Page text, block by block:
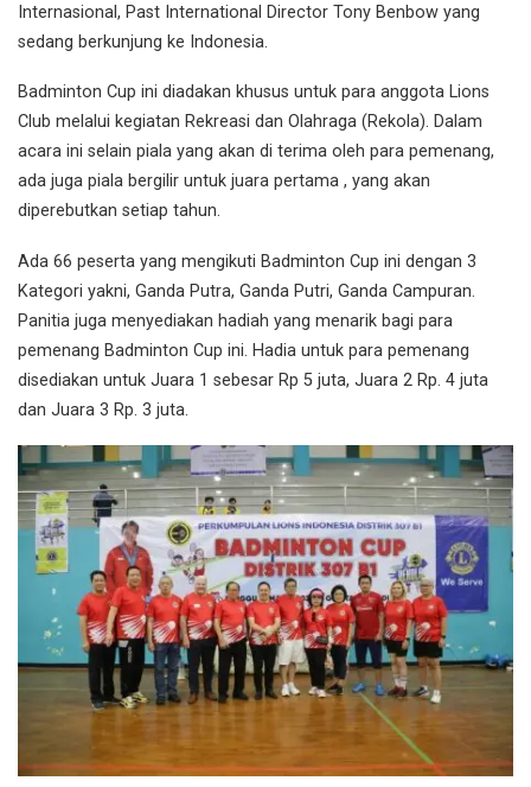
Internasional, Past International Director Tony Benbow yang
sedang berkunjung ke Indonesia.
Badminton Cup ini diadakan khusus untuk para anggota Lions
Club melalui kegiatan Rekreasi dan Olahraga (Rekola). Dalam
acara ini selain piala yang akan di terima oleh para pemenang,
ada juga piala bergilir untuk juara pertama , yang akan
diperebutkan setiap tahun.
Ada 66 peserta yang mengikuti Badminton Cup ini dengan 3
Kategori yakni, Ganda Putra, Ganda Putri, Ganda Campuran.
Panitia juga menyediakan hadiah yang menarik bagi para
pemenang Badminton Cup ini. Hadia untuk para pemenang
disediakan untuk Juara 1 sebesar Rp 5 juta, Juara 2 Rp. 4 juta
dan Juara 3 Rp. 3 juta.